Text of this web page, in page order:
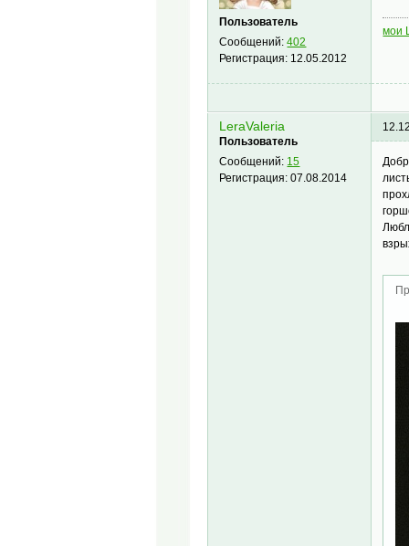
Пользователь
Сообщений:402
Регистрация: 12.05.2012
мои
LeraValeria
Пользователь
Сообщений: 15
Регистрация:07.08.2014